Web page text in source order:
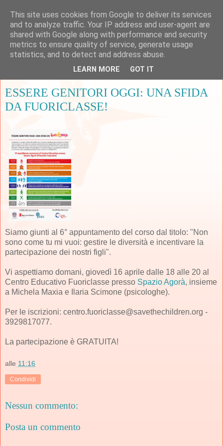
mercoledì 15 aprile 2015
ESSERE GENITORI OGGI: UNA SFIDA
DA FUORICLASSE!
Siamo giunti al 6° appuntamento del corso dal titolo: "Non
sono come tu mi vuoi: gestire le diversità e incentivare la
partecipazione dei nostri figli".
Vi aspettiamo domani, giovedì 16 aprile dalle 18 alle 20 al
Centro Educativo Fuoriclasse presso Spazio Agorà, insieme
a Michela Maxia e Ilaria Scimone (psicologhe).
Per le iscrizioni: centro.fuoriclasse@savethechildren.org -
3929817077.
La partecipazione è GRATUITA!
alle 11:16
Condividi
Nessun commento:
Posta un commento
This site uses cookies from Google to deliver its services
and to analyze traffic. Your IP address and user-agent are
shared with Google along with performance and security
metrics to ensure quality of service, generate usage
statistics, and to detect and address abuse.
LEARN MORE GOT IT